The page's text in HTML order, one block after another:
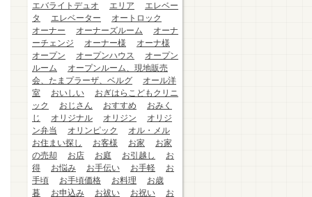
エバライトデュオ
エリア
エレベー
タ
エレベーター
オートロック
オーナー
オーナーズルーム
オーナ
ーチェンジ
オーナー様
オーナ様
オープン
オープンハウス
オープン
ルーム
オープンルーム、現地販売
会、たまプラーザ、ベルグ
オール洋
室
おいしい
おぎはらこどもクリニ
ック
おじさん おすすめ
おみく
じ
オリジナル オリジン
オリジ
ン弁当
オリンピック
オル・メル
お住まい探し
お客様 お家
お家
の売却
お店 お庭 お引越し
お
得
お悩み お手伝い お手軽
お
手頃
お手頃価格 お料理
お歳
暮
お申込み お祓い お祝い
お